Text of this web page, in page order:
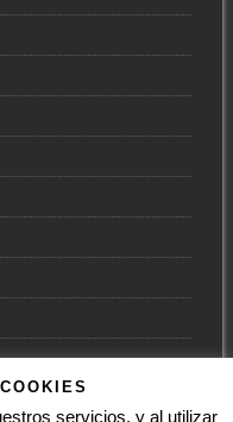
servicios, y al utilizar